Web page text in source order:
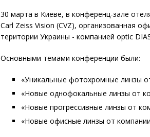
30 марта в Киеве, в конференц-зале
Carl Zeiss Vision (CVZ), организованная
територии Украины - компанией optic
Основными темами конференции были:
«Уникальные фотохромные линзы
«Новые однофокальные линзы от
«Новые прогрессивные линзы от
«Новые офисные линзы от